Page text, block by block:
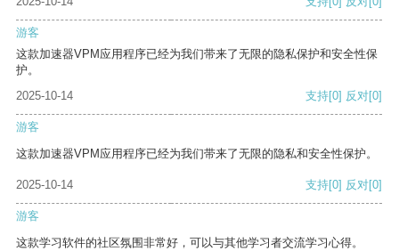
游客
这款加速器VPM应用程序已经为我们带来了无限的隐私保护和安全性保
护。
2025-10-14
支持[0] 反对[0]
游客
这款加速器VPM应用程序已经为我们带来了无限的隐私和安全性保护。
2025-10-14 支持[0] 反对[0]
游客
这款学习软件的社区氛围非常好，可以与其他学习者交流学习心得。